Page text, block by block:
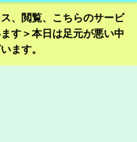
、閲覧、こちらのサービ
す＞本日は足元が悪い中
ます。